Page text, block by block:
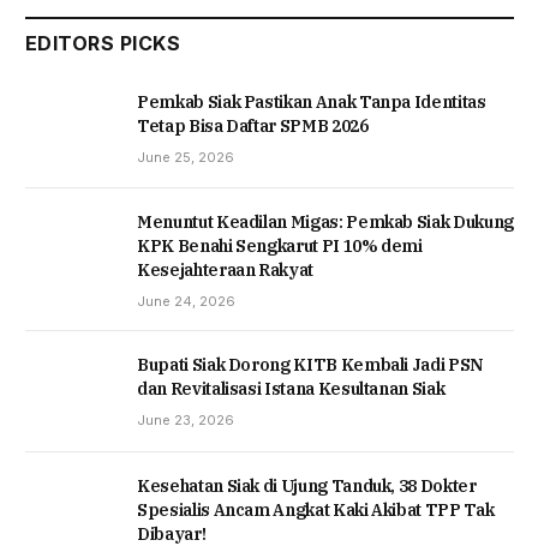
EDITORS PICKS
Pemkab Siak Pastikan Anak Tanpa Identitas
Tetap Bisa Daftar SPMB 2026
June 25, 2026
Menuntut Keadilan Migas: Pemkab Siak Dukung
KPK Benahi Sengkarut PI 10% demi
Kesejahteraan Rakyat
June 24, 2026
Bupati Siak Dorong KITB Kembali Jadi PSN
dan Revitalisasi Istana Kesultanan Siak
June 23, 2026
Kesehatan Siak di Ujung Tanduk, 38 Dokter
Spesialis Ancam Angkat Kaki Akibat TPP Tak
Dibayar!